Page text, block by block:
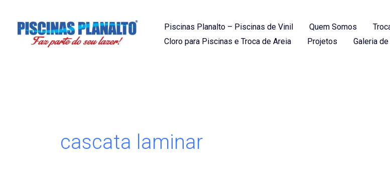
Piscinas Planalto – Piscinas de Vinil Quem Somos
Cloro para Piscinas e Troca de Areia
Projetos Galeria
cascata laminar